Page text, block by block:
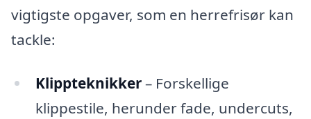
vigtigste opgaver, som en herrefrisør kan
tackle:
Klippteknikker– Forskellige
klippestile, herunder fade, undercuts,